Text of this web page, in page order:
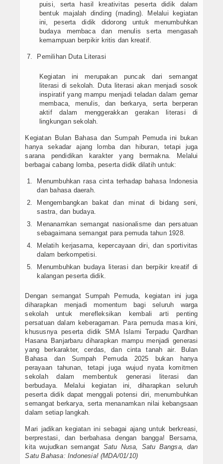
puisi, serta hasil kreativitas peserta didik dalam
bentuk majalah dinding (mading). Melalui kegiatan
ini, peserta didik didorong untuk menumbuhkan
budaya membaca dan menulis serta mengasah
kemampuan berpikir kritis dan kreatif.
Pemilihan Duta Literasi
Kegiatan ini merupakan puncak dari semangat
literasi di sekolah. Duta literasi akan menjadi sosok
inspiratif yang mampu menjadi teladan dalam gemar
membaca, menulis, dan berkarya, serta berperan
aktif dalam menggerakkan gerakan literasi di
lingkungan sekolah.
Kegiatan Bulan Bahasa dan Sumpah Pemuda ini bukan
hanya sekadar ajang lomba dan hiburan, tetapi juga
sarana pendidikan karakter yang bermakna. Melalui
berbagai cabang lomba, peserta didik dilatih untuk:
Menumbuhkan rasa cinta terhadap bahasa Indonesia
dan bahasa daerah.
Mengembangkan bakat dan minat di bidang seni,
sastra, dan budaya.
Menanamkan semangat nasionalisme dan persatuan
sebagaimana semangat para pemuda tahun 1928.
Melatih kerjasama, kepercayaan diri, dan sportivitas
dalam berkompetisi.
Menumbuhkan budaya literasi dan berpikir kreatif di
kalangan peserta didik.
Dengan semangat Sumpah Pemuda, kegiatan ini juga
diharapkan menjadi momentum bagi seluruh warga
sekolah untuk merefleksikan kembali arti penting
persatuan dalam keberagaman. Para pemuda masa kini,
khususnya peserta didik SMA Islami Terpadu Qardhan
Hasana Banjarbaru diharapkan mampu menjadi generasi
yang berkarakter, cerdas, dan cinta tanah air. Bulan
Bahasa dan Sumpah Pemuda 2025 bukan hanya
perayaan tahunan, tetapi juga wujud nyata komitmen
sekolah dalam membentuk generasi literasi dan
berbudaya. Melalui kegiatan ini, diharapkan seluruh
peserta didik dapat menggali potensi diri, menumbuhkan
semangat berkarya, serta menanamkan nilai kebangsaan
dalam setiap langkah.
Mari jadikan kegiatan ini sebagai ajang untuk berkreasi,
berprestasi, dan berbahasa dengan bangga! Bersama,
kita wujudkan semangat Satu Nusa, Satu Bangsa, dan
Satu Bahasa: Indonesia! (MDA/01/10)